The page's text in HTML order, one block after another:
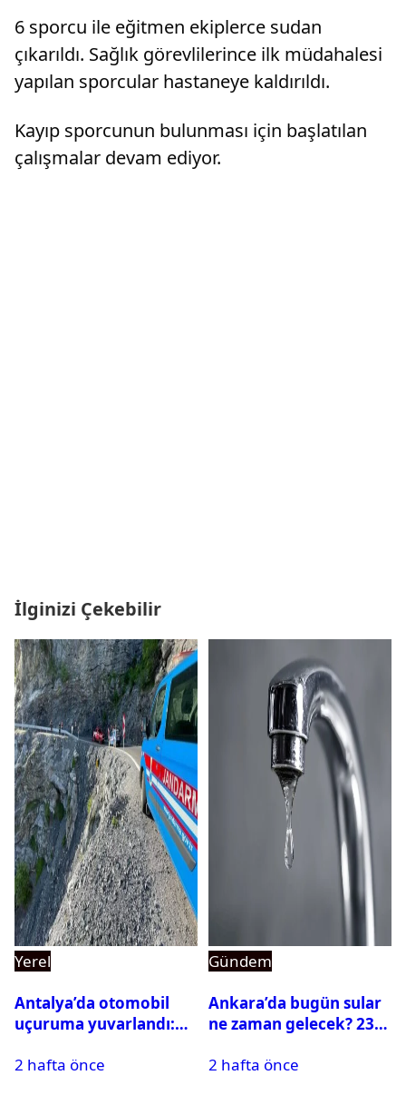
Bilge
6 sporcu ile eğitmen ekiplerce sudan
çıkarıldı. Sağlık görevlilerince ilk müdahalesi
yapılan sporcular hastaneye kaldırıldı.
Kayıp sporcunun bulunması için başlatılan
çalışmalar devam ediyor.
İlginizi Çekebilir
Yerel
Antalya’da otomobil
uçuruma yuvarlandı:
var
2 hafta önce
Gündem
Ankara’da bugün sular
ne zaman gelecek? 23
su kesintisi sorgulama
2 hafta önce